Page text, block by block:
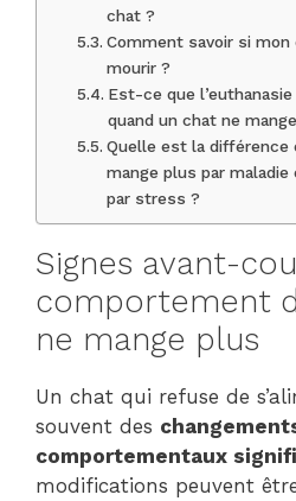
chat ?
Comment savoir si
mourir ?
Est-ce que
quand un chat ne
Quelle est la différence
mange plus par
par stress ?
Signes avant-
comportement
ne mange plus
Un chat qui refuse de
souvent des
comportementaux
modifications peuvent